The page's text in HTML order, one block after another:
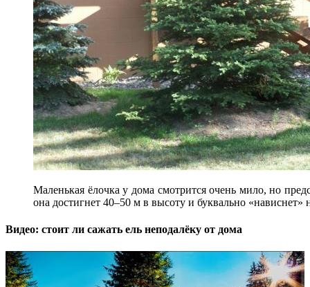
Маленькая ёлочка у дома смотрится очень мило, но
она достигнет 40–50 м в высоту и буквально «нависнет»
Видео: стоит ли сажать ель неподалёку от дома